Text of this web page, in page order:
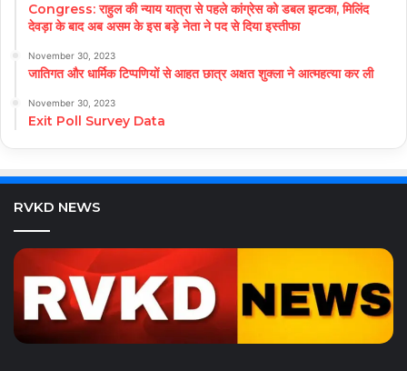
Congress: राहुल की न्याय यात्रा से पहले कांग्रेस को डबल झटका, मिलिंद
देवड़ा के बाद अब असम के इस बड़े नेता ने पद से दिया इस्तीफा
November 30, 2023
जातिगत और धार्मिक टिप्पणियों से आहत छात्र अक्षत शुक्ला ने आत्महत्या कर ली
November 30, 2023
Exit Poll Survey Data
RVKD NEWS